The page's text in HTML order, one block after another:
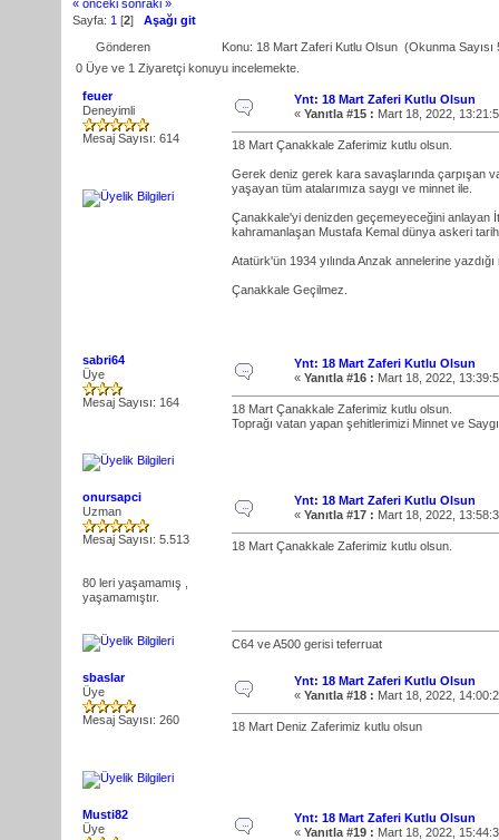
« önceki sonraki »
Sayfa: 1 [2] Aşağı git
Gönderen
Konu: 18 Mart Zaferi Kutlu Olsun (Okunma Sayısı
0 Üye ve 1 Ziyaretçi konuyu incelemekte.
feuer
Deneyimli
Mesaj Sayısı: 614
Ynt: 18 Mart Zaferi Kutlu Olsun
« Yanıtla #15 : Mart 18, 2022,
18 Mart Çanakkale Zaferimiz kutlu olsun.
Gerek deniz gerek kara savaşlarında çarpışan
yaşayan tüm atalarımıza saygı ve minnet ile.
Çanakkale'yi denizden geçemeyeceğini anlayan
kahramanlaşan Mustafa Kemal dünya askeri
Atatürk'ün 1934 yılında Anzak annelerine
Çanakkale Geçilmez.
sabri64
Üye
Mesaj Sayısı: 164
Ynt: 18 Mart Zaferi Kutlu Olsun
« Yanıtla #16 : Mart 18, 2022,
18 Mart Çanakkale Zaferimiz kutlu olsun.
Toprağı vatan yapan şehitlerimizi Minnet ve
onursapci
Uzman
Mesaj Sayısı: 5.513
80 leri yaşamamış ,
yaşamamıştır.
Ynt: 18 Mart Zaferi Kutlu Olsun
« Yanıtla #17 : Mart 18, 2022,
18 Mart Çanakkale Zaferimiz kutlu olsun.
C64 ve A500 gerisi teferruat
sbaslar
Üye
Mesaj Sayısı: 260
Ynt: 18 Mart Zaferi Kutlu Olsun
« Yanıtla #18 : Mart 18, 2022,
18 Mart Deniz Zaferimiz kutlu olsun
Musti82
Üye
Ynt: 18 Mart Zaferi Kutlu Olsun
« Yanıtla #19 : Mart 18, 2022,